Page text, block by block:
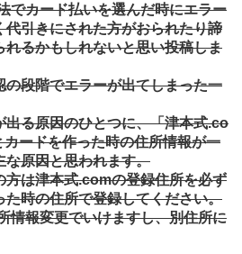
でカード払いを選んだ時にエラー
代引きにされた方がおられたり諦
れるかもしれないと思い投稿しま
の段階でエラーが出てしまった一
出る原因のひとつに、「津本式.co
ードを作った時の住所情報が一
な原因と思われます。
方は津本式.comの登録住所を必ず
た時の住所で登録してください。
情報変更でいけますし、別住所に